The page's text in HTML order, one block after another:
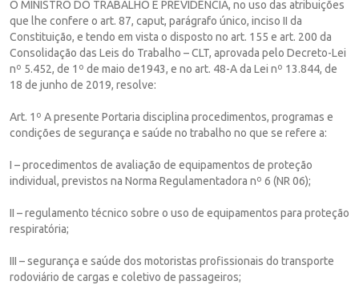
O MINISTRO DO TRABALHO E PREVIDÊNCIA, no uso das atribuições
que lhe confere o art. 87, caput, parágrafo único, inciso II da
Constituição, e tendo em vista o disposto no art. 155 e art. 200 da
Consolidação das Leis do Trabalho – CLT, aprovada pelo Decreto-Lei
nº 5.452, de 1º de maio de1943, e no art. 48-A da Lei nº 13.844, de
18 de junho de 2019, resolve:
Art. 1º A presente Portaria disciplina procedimentos, programas e
condições de segurança e saúde no trabalho no que se refere a:
I – procedimentos de avaliação de equipamentos de proteção
individual, previstos na Norma Regulamentadora nº 6 (NR 06);
II – regulamento técnico sobre o uso de equipamentos para proteção
respiratória;
III – segurança e saúde dos motoristas profissionais do transporte
rodoviário de cargas e coletivo de passageiros;